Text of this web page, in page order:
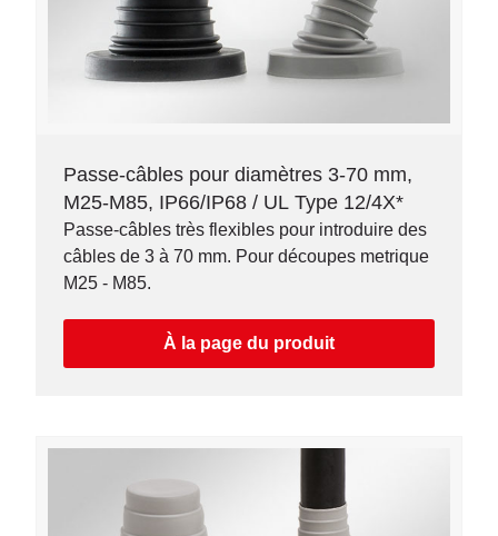
Passe-câbles pour diamètres 3-70 mm,
M25-M85, IP66/IP68 / UL Type 12/4X*
Passe-câbles très flexibles pour introduire des
câbles de 3 à 70 mm. Pour découpes metrique
M25 - M85.
À la page du produit